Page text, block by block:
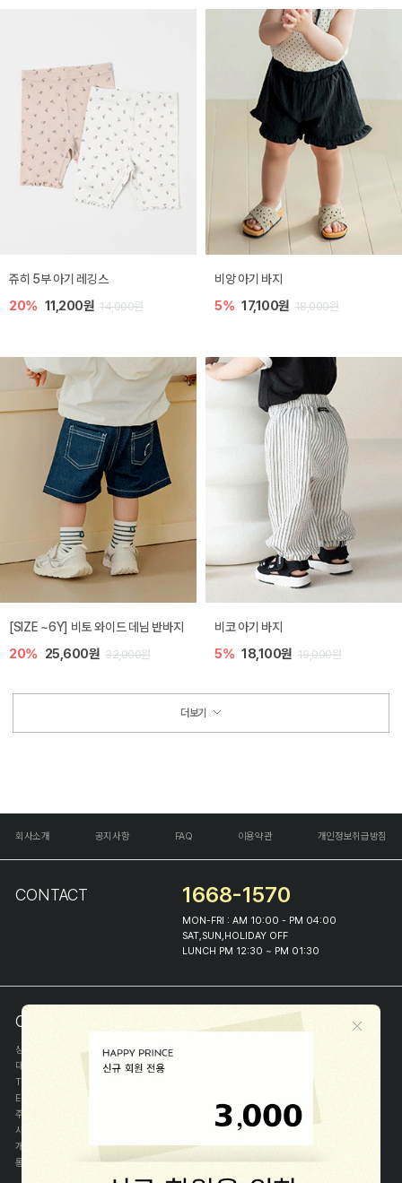
쥬히 5부 아기 레깅스
20% 11,200원 14,000원
비앙 아기 바지
5% 17,100원 18,000원
[SIZE ~6Y] 비토 와이드 데님 반바지
20% 25,600원 32,000원
비코 아기 바지
5% 18,100원 19,000원
더보기
회사소개 공지사항 FAQ 이용약관 개인정보취급방침
CONTACT 1668-1570
MON-FRI : AM 10:00 - PM 04:00
SAT,SUN,HOLIDAY OFF
LUNCH PM 12:30 ~ PM 01:30
COMPANY INFO
상호
(주)해피프린스
대표
이화진
TEL
E-MAIL
주소
사업자등록번호
개인정보관리자
이화진
통신판매신고번호
제 2018-서울종로-1384 호[사업자정보확인]